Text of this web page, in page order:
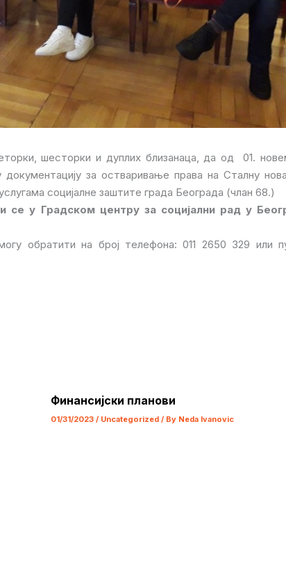
шесторки и дуплих близанаца, да од 01.
за остваривање права на Сталну
социјалне заштите града Београда (члан 68.)
се у Градском центру за социјални рад у
обратити на број телефона: 011 2650 329 или
Финансијски планови
01/31/2023 / Uncategorized/ By Neda Ivanovic